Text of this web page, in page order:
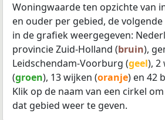
Woningwaarde ten opzichte van
en ouder per gebied, de
in de grafiek weergegeven:
provincie Zuid-Holland (bruin),
Leidschendam-Voorburg (geel), 2
(groen), 13 wijken (oranje) en 42
Klik op de naam van een cirkel
dat gebied weer te geven.